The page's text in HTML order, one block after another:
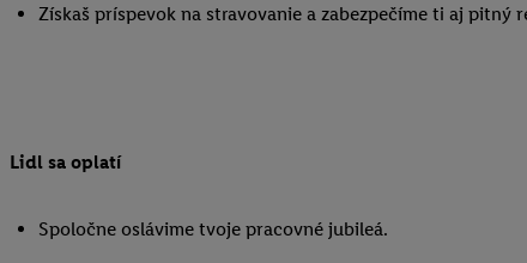
Získaš príspevok na stravovanie a zabezpečíme ti aj pitný
Lidl sa oplatí
Spoločne oslávime tvoje pracovné jubileá.